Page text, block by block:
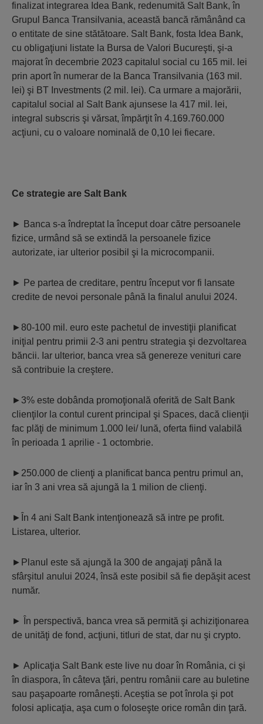
finalizat integrarea Idea Bank, redenumită Salt Bank, în
Grupul Banca Transilvania, această bancă rămânând ca
o entitate de sine stătătoare. Salt Bank, fosta Idea Bank,
cu obligaţiuni listate la Bursa de Valori Bucureşti, şi-a
majorat în decembrie 2023 capitalul social cu 165 mil. lei
prin aport în numerar de la Banca Transilvania (163 mil.
lei) şi BT Investments (2 mil. lei). Ca urmare a majorării,
capitalul social al Salt Bank ajunsese la 417 mil. lei,
integral subscris şi vărsat, împărţit în 4.169.760.000
acţiuni, cu o valoare nominală de 0,10 lei fiecare.
Ce strategie are Salt Bank
► Banca s-a îndreptat la început doar către persoanele
fizice, urmând să se extindă la persoanele fizice
autorizate, iar ulterior posibil şi la microcompanii.
► Pe partea de creditare, pentru început vor fi lansate
credite de nevoi personale până la finalul anului 2024.
►80-100 mil. euro este pachetul de investiţii planificat
iniţial pentru primii 2-3 ani pentru strategia şi dezvoltarea
băncii. Iar ulterior, banca vrea să genereze venituri care
să contribuie la creştere.
►3% este dobânda promoţională oferită de Salt Bank
clienţilor la contul curent principal şi Spaces, dacă clienţii
fac plăţi de minimum 1.000 lei/ lună, oferta fiind valabilă
în perioada 1 aprilie - 1 octombrie.
►250.000 de clienţi a planificat banca pentru primul an,
iar în 3 ani vrea să ajungă la 1 milion de clienţi.
►În 4 ani Salt Bank intenţionează să intre pe profit.
Listarea, ulterior.
►Planul este să ajungă la 300 de angajaţi până la
sfârşitul anului 2024, însă este posibil să fie depăşit acest
număr.
► În perspectivă, banca vrea să permită şi achiziţionarea
de unităţi de fond, acţiuni, titluri de stat, dar nu şi crypto.
► Aplicaţia Salt Bank este live nu doar în România, ci şi
în diaspora, în câteva ţări, pentru românii care au buletine
sau paşapoarte româneşti. Aceştia se pot înrola şi pot
folosi aplicaţia, aşa cum o foloseşte orice român din ţară.